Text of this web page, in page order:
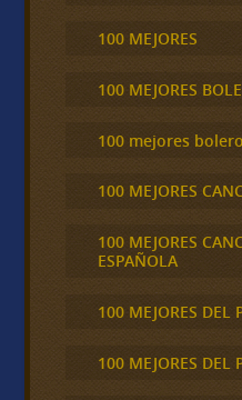
100 MEJORES
100 MEJORES
100 mejores
100 MEJORES
100 MEJORES
ESPAÑOLA
100 MEJORES DEL
100 MEJORES DEL